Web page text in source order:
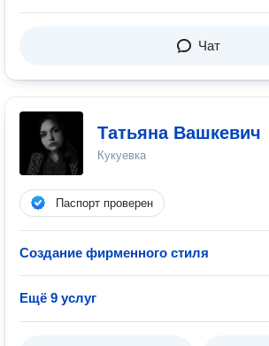
Чат
Татьяна Вашкевич
Кукуевка
Паспорт проверен
Создание фирменного стиля
Ещё 9 услуг